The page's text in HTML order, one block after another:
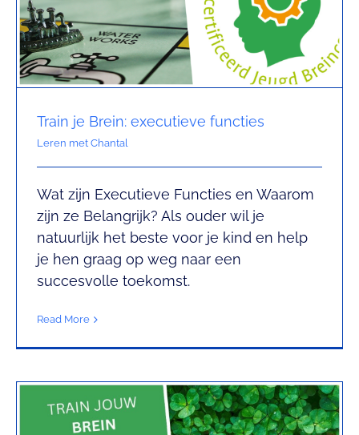
Train je Brein: executieve functies
Leren met Chantal
Wat zijn Executieve Functies en Waarom
zijn ze Belangrijk? Als ouder wil je
natuurlijk het beste voor je kind en help
je hen graag op weg naar een
succesvolle toekomst.
Read More
Ik ben Jeugdbreincoach. Maar
wat betekent dat?
Leren met Chantal